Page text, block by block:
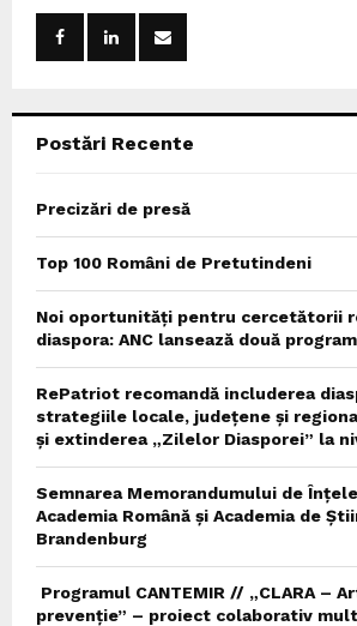
Postări Recente
Precizări de presă
Top 100 Români de Pretutindeni
Noi oportunități pentru cercetătorii
diaspora: ANC lansează două
RePatriot recomandă includerea
strategiile locale, județene și
și extinderea „Zilelor Diasporei” la
Semnarea Memorandumului de
Academia Română și Academia de
Brandenburg
Programul CANTEMIR // „CLARA –
prevenție” – proiect colaborativ